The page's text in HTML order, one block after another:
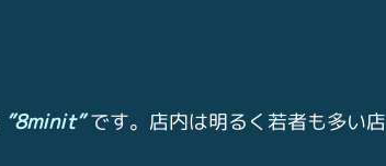
”8minit” です。店内は明るく若者も多い店